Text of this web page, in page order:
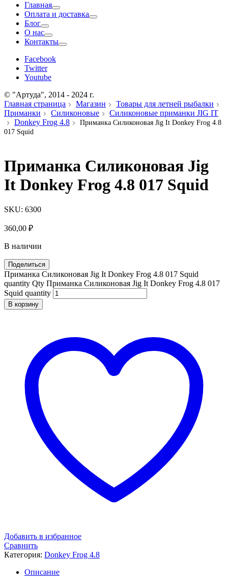
Главная
Оплата и доставка
Блог
О нас
Контакты
Facebook
Twitter
Youtube
© "Артуда", 2014 - 2024 г.
Главная страница
Магазин
Товары для летней рыбалки
Приманки
Силиконовые
Силиконовые приманки JIG IT
Donkey Frog 4.8
Приманка Силиконовая Jig It Donkey Frog 4.8
017 Squid
Приманка Силиконовая Jig
It Donkey Frog 4.8 017 Squid
SKU: 6300
360,00 ₽
В наличии
Поделиться
Приманка Силиконовая Jig It Donkey Frog 4.8 017 Squid
quantity Qty Приманка Силиконовая Jig It Donkey Frog 4.8 017
Squid quantity
В корзину
Добавить в избранное
Сравнить
Категория: Donkey Frog 4.8
Описание